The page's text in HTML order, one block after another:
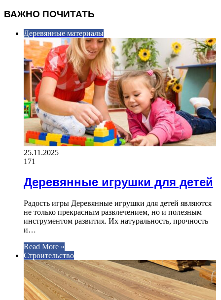
ВАЖНО ПОЧИТАТЬ
Деревянные материалы
25.11.2025
171
Деревянные игрушки для детей
Радость игры Деревянные игрушки для детей являются
не только прекрасным развлечением, но и полезным
инструментом развития. Их натуральность, прочность
и…
Read More »
Строительство